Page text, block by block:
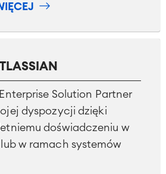
Solution Partner
dyspozycji dzięki
doświadczeniu w
w ramach systemów